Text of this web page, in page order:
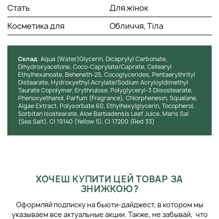
Стать
Для жінок
Косметика для
Обличчя, Тіла
Cклад: Aqua (Water)Glycerin, Dicaprylyl Carbonate,
Dihydroxyacetone, Coco-Caprylate/Caprate, Cetearyl
Ethylhexanoate, Beheneth-25, Cocoglycerides, Pentaerythrityl
Distearate, Hydroxyethyl Acrylate/Sodium Acryloyldimethyl
Taurate Copolymer, Erythrulose, Polyglyceryl-3 Diisostearate,
Phenoxyethanol, Parfum (Fragrance), Chlorphenesin, Squalane,
Algae Extract, Polysorbate 60, Ethylhexylglycerin, Tocopherol,
Sorbitan Isostearate, Aloe Barbadensis Leaf Juice, Maris Sal
(Sea Salt), CI 19140 (Yellow 5), CI 17200 (Red 33)
ХОЧЕШ КУПИТИ ЦЕЙ ТОВАР ЗА
ЗНИЖКОЮ?
Оформляй подписку на бьюти-дайджест, в котором мы
указываем все актуальные акции. Также, не забывай, что